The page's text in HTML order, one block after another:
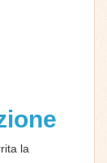
la